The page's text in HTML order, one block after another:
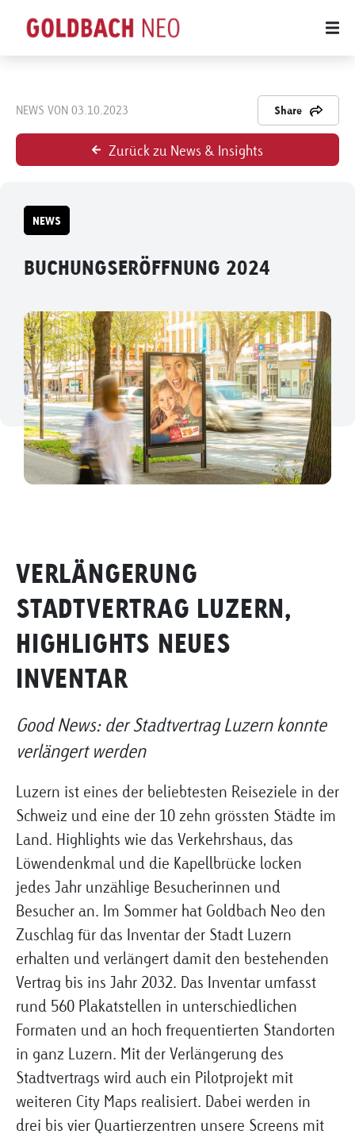
NEWS VON 03.10.2023 Share
Zurück zu News & Insights
NEWS
BUCHUNGSERÖFFNUNG 2024
VERLÄNGERUNG
STADTVERTRAG LUZERN,
HIGHLIGHTS NEUES
INVENTAR
Good News: der Stadtvertrag Luzern konnte
verlängert werden
Luzern ist eines der beliebtesten Reiseziele in der
Schweiz und eine der 10 zehn grössten Städte im
Land. Highlights wie das Verkehrshaus, das
Löwendenkmal und die Kapellbrücke locken
jedes Jahr unzählige Besucherinnen und
Besucher an. Im Sommer hat Goldbach Neo den
Zuschlag für das Inventar der Stadt Luzern
erhalten und verlängert damit den bestehenden
Vertrag bis ins Jahr 2032. Das Inventar umfasst
rund 560 Plakatstellen in unterschiedlichen
Formaten und an hoch frequentierten Standorten
in ganz Luzern. Mit der Verlängerung des
Stadtvertrags wird auch ein Pilotprojekt mit
weiteren City Maps realisiert. Dabei werden in
drei bis vier Quartierzentren unsere Screens mit